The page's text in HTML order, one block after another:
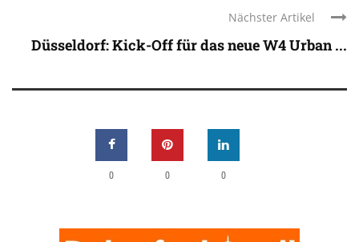
Nächster Artikel
Düsseldorf: Kick-Off für das neue W4 Urban ...
0 0 0